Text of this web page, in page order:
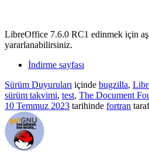
LibreOffice 7.6.0 RC1 edinmek için
yararlanabilirsiniz.
İndirme sayfası
Sürüm Duyuruları içinde bugzilla,
sürüm takvimi, test, The Document
10 Temmuz 2023 tarihinde fortran